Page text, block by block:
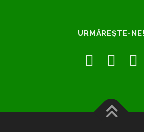
URMĂREȘTE-NE!